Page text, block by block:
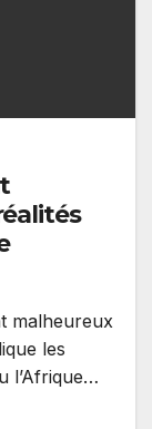
malheureux
les
l’Afrique…